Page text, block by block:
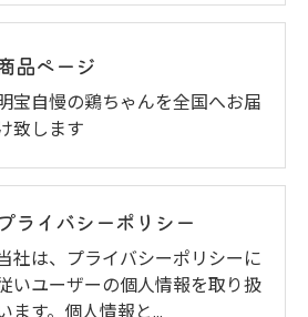
品ページ
宝自慢の鶏ちゃんを全国へお届
致します
プライバシーポリシー
社は、プライバシーポリシーに
いユーザーの個人情報を取り扱